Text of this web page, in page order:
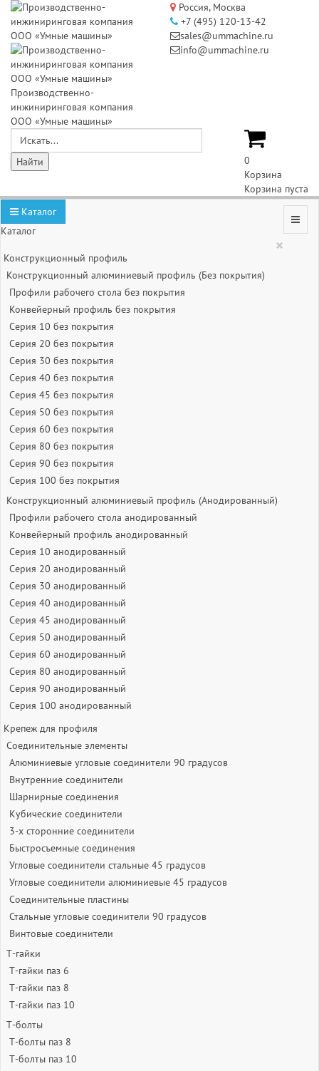
Производственно-
инжиниринговая компания
ООО «Умные машины»
Россия, Москва
+7 (495) 120-13-42
sales@ummachine.ru
info@ummachine.ru
0
Корзина
Корзина пуста
Каталог
Каталог
×
Конструкционный профиль
Конструкционный алюминиевый профиль (Без покрытия)
Профили рабочего стола без покрытия
Конвейерный профиль без покрытия
Серия 10 без покрытия
Серия 20 без покрытия
Серия 30 без покрытия
Серия 40 без покрытия
Серия 45 без покрытия
Серия 50 без покрытия
Серия 60 без покрытия
Серия 80 без покрытия
Серия 90 без покрытия
Серия 100 без покрытия
Конструкционный алюминиевый профиль (Анодированный)
Профили рабочего стола анодированный
Конвейерный профиль анодированный
Серия 10 анодированный
Серия 20 анодированный
Серия 30 анодированный
Серия 40 анодированный
Серия 45 анодированный
Серия 50 анодированный
Серия 60 анодированный
Серия 80 анодированный
Серия 90 анодированный
Серия 100 анодированный
Крепеж для профиля
Соединительные элементы
Алюминиевые угловые соединители 90 градусов
Внутренние соединители
Шарнирные соединения
Кубические соединители
3-х сторонние соединители
Быстросъемные соединения
Угловые соединители стальные 45 градусов
Угловые соединители алюминиевые 45 градусов
Соединительные пластины
Стальные угловые соединители 90 градусов
Винтовые соединители
Т-гайки
Т-гайки паз 6
Т-гайки паз 8
Т-гайки паз 10
Т-болты
Т-болты паз 8
Т-болты паз 10